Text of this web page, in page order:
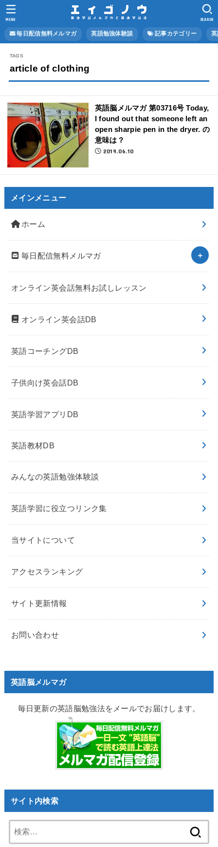
毎日配信無料メルマガ 英語勉強体験談 記事カテゴリー
SEARCH
MENU
article of clothing
英語脳メルマガ 第03716号 Today,
I found out that someone left an
open sharpie pen in the dryer. の
意味は？
2019.06.10
メインメニュー
ホーム
毎日配信無料メルマガ
オンライン英会話無料お試しレッスン
オンライン英会話DB
英語コーチングDB
子供向け英会話DB
英語学習アプリDB
英語教材DB
みんなの英語勉強体験談
英語学習に役立つリンク集
当サイトについて
アクセスランキング
サイト更新情報
お問い合わせ
英語脳メルマガ
毎日更新の英語脳勉強法をメールでお届けします。
サイト内検索
索: